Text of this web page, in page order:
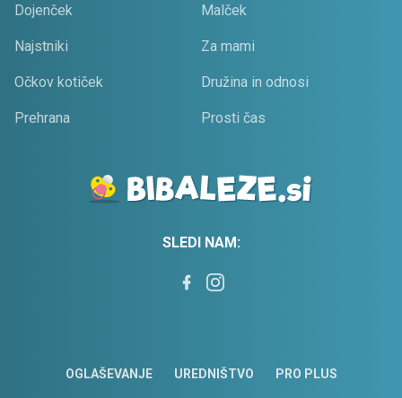
Dojenček Malček
Najstniki Za mami
Očkov kotiček Družina in odnosi
Prehrana Prosti čas
SLEDI NAM:
OGLAŠEVANJE UREDNIŠTVO PRO PLUS